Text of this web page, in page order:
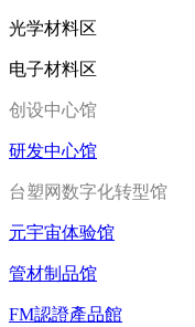
光学材料区
电子材料区
创设中心馆
研发中心馆
台塑网数字化转型馆
元宇宙体验馆
管材制品馆
FM認證產品館